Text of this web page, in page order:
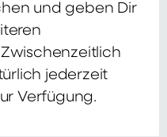
und geben Dir
jederzeit
Verfügung.